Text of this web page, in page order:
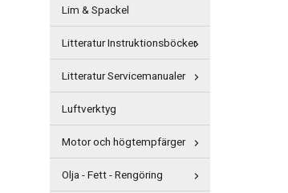
Lim & Spackel
Litteratur Instruktionsböcker
Litteratur Servicemanualer
Luftverktyg
Motor och högtempfärger
Olja - Fett - Rengöring